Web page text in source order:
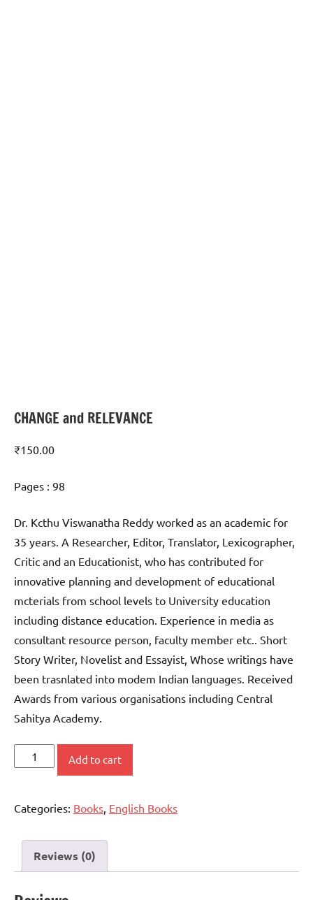
CHANGE and RELEVANCE
₹150.00
Pages : 98
Dr. Kcthu Viswanatha Reddy worked as an academic for
35 years. A Researcher, Editor, Translator, Lexicographer,
Critic and an Educationist, who has contributed for
innovative planning and development of educational
mcterials from school levels to University education
including distance education. Experience in media as
consultant resource person, faculty member etc.. Short
Story Writer, Novelist and Essayist, Whose writings have
been trasnlated into modem Indian languages. Received
Awards from various organisations including Central
Sahitya Academy.
CHANGE
quantity
Add to cart
Categories: Books English Books
Reviews (0)